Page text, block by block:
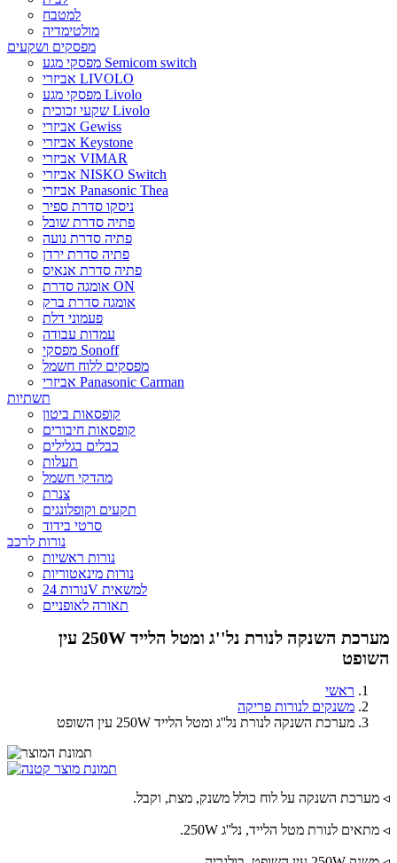
למטבח
מולטימדיה
מפסקים ושקעים
מפסקי מגע Semicom switch
אביזרי LIVOLO
מפסקי מגע Livolo
שקעי זכוכית Livolo
אביזרי Gewiss
אביזרי Keystone
אביזרי VIMAR
אביזרי NISKO Switch
אביזרי Panasonic Thea
ניסקו סדרת ספיר
פתיה סדרת שובל
פתיה סדרת נועה
פתיה סדרת ירדן
פתיה סדרת אנאיס
אומגה סדרת ON
אומגה סדרת ברק
פעמוני דלת
עמדות עבודה
מפסקי Sonoff
מפסקים ללוח חשמל
אביזרי Panasonic Carman
תשתיות
קופסאות ביטון
קופסאות חיבורים
כבלים בגלילים
תעלות
מהדקי חשמל
צנרת
תקעים וקופלונגים
סרטי בידוד
נורות לרכב
נורות ראשיות
נורות מינאטוריות
נורות 24V למשאית
תאורה לאופניים
מערכת השנקה לנורת נל''ג ומטל הלייד 250W עין
השופט
ראשי
משנקים לנורות פריקה
מערכת השנקה לנורת נל''ג ומטל הלייד 250W עין השופט
◃ מערכת השנקה על לוח כולל משנק, מצת, וקבל.
◃ מתאים לנורת מטל הלייד, נל''ג 250W.